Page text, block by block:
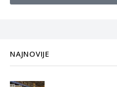
NAJNOVIJE